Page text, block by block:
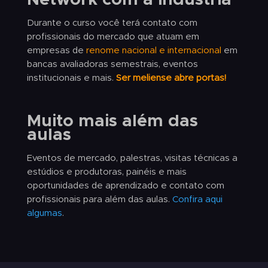
Durante o curso você terá contato com
profissionais do mercado que atuam em
empresas de renome nacional e internacional em
bancas avaliadoras semestrais, eventos
institucionais e mais. Ser meliense abre portas!
Muito mais além das
aulas
Eventos de mercado, palestras, visitas técnicas a
estúdios e produtoras, painéis e mais
oportunidades de aprendizado e contato com
profissionais para além das aulas. Confira aqui
algumas.